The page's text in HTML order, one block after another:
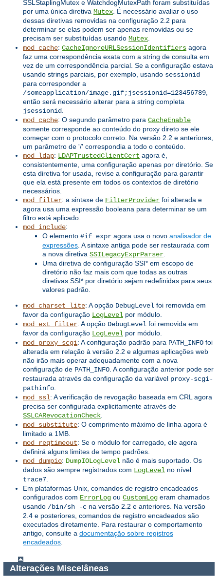
SSLStaplingMutex e WatchdogMutexPath foram substituídas
por uma única diretiva Mutex . É necessário avaliar o uso
dessas diretivas removidas na configuração 2.2 para
determinar se elas podem ser apenas removidas ou se
precisam ser substituídas usando Mutex
mod_cache: CacheIgnoreURLSessionIdentifiers agora
faz uma correspondência exata com a string de consulta em
vez de um correspondência parcial. Se a configuração estava
usando strings parciais, por exemplo, usando sessionid
para corresponder a
/someapplication/image.gif;jsessionid=123456789
então será necessário alterar para a string completa
jsessionid
mod_cache: O segundo parâmetro para CacheEnable
somente corresponde ao conteúdo do proxy direto se ele
começar com o protocolo correto. Na versão 2.2 e anteriores,
um parâmetro de '/' correspondia a todo o conteúdo.
mod_ldap: LDAPTrustedClientCert agora é,
consistentemente, uma configuração apenas por diretório. Se
esta diretiva for usada, revise a configuração para garantir
que ela está presente em todos os contextos de diretório
necessários.
mod_filter: a sintaxe de FilterProvider foi alterada e
agora usa uma expressão booleana para determinar se um
filtro está aplicado.
mod_include:
O elemento #if expr agora usa o novo analisador de
expressões . A sintaxe antiga pode ser restaurada com
a nova diretiva SSILegacyExprParser
Uma diretiva de configuração SSI* em escopo de
diretório não faz mais com que todas as outras
diretivas SSI* por diretório sejam redefinidas para seus
valores padrão.
mod_charset_lite: A opção DebugLevel foi removida em
favor da configuração LogLevel por módulo.
mod_ext_filter: A opção DebugLevel foi removida em
favor da configuração LogLevel por módulo.
mod_proxy_scgi: A configuração padrão para PATH_INFO foi
alterada em relação à versão 2.2 e algumas aplicações web
não irão mais operar adequadamente com a nova
configuração de PATH_INFO . A configuração anterior pode ser
restaurada através da configuração da variável proxy-scgi-
pathinfo
mod_ssl: A verificação de revogação baseada em CRL agora
precisa ser configurada explicitamente através de
SSLCARevocationCheck
mod_substitute: O comprimento máximo de linha agora é
limitado a 1MB.
mod_reqtimeout: Se o módulo for carregado, ele agora
definirá alguns limites de tempo padrões.
mod_dumpio: DumpIOLogLevel não é mais suportado. Os
dados são sempre registrados com LogLevel no nível
trace7
Em plataformas Unix, comandos de registro encadeados
configurados com ErrorLog ou CustomLog eram chamados
usando /bin/sh -c na versão 2.2 e anteriores. Na versão
2.4 e posteriores, comandos de registro encadeados são
executados diretamente. Para restaurar o comportamento
antigo, consulte a documentação sobre registros
encadeados
Alterações Miscelâneas